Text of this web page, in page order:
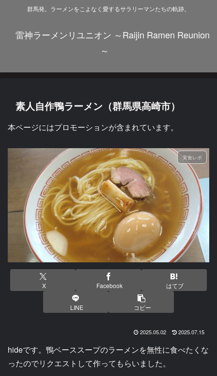
群馬発。ラーメンをこよなく愛するサラリーマンたちの軌跡。
雷神ラーメンリユニオン ～Raijin Ramen Reunion
～
素人自作鴨ラーメン（群馬県高崎市）
本ページにはプロモーションが含まれています。
実食レポ
X Facebook はてブ
LINE コピー
2025.05.02 2025.07.15
hideです。鴨ベーススープのラーメンを無性に食べたくな
ったのでリクエストして作ってもらいました。